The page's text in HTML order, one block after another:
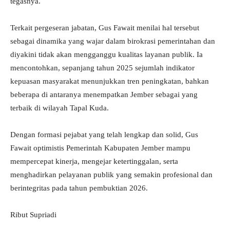
Terkait pergeseran jabatan, Gus Fawait menilai hal tersebut
sebagai dinamika yang wajar dalam birokrasi pemerintahan dan
diyakini tidak akan mengganggu kualitas layanan publik. Ia
mencontohkan, sepanjang tahun 2025 sejumlah indikator
kepuasan masyarakat menunjukkan tren peningkatan, bahkan
beberapa di antaranya menempatkan Jember sebagai yang
terbaik di wilayah Tapal Kuda.
Dengan formasi pejabat yang telah lengkap dan solid, Gus
Fawait optimistis Pemerintah Kabupaten Jember mampu
mempercepat kinerja, mengejar ketertinggalan, serta
menghadirkan pelayanan publik yang semakin profesional dan
berintegritas pada tahun pembuktian 2026.
Ribut Supriadi